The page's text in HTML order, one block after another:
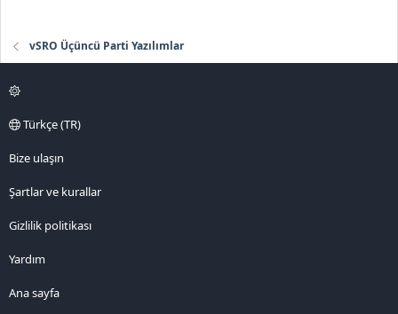
e
r
vSRO Üçüncü Parti Yazılımlar
Türkçe (TR)
Bize ulaşın
Şartlar ve kurallar
Gizlilik politikası
Yardım
Ana sayfa